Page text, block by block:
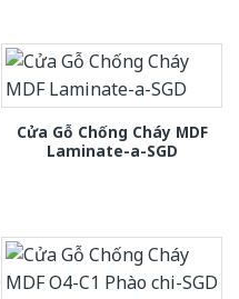
Cửa Gỗ Chống Cháy MDF
Laminate-a-SGD